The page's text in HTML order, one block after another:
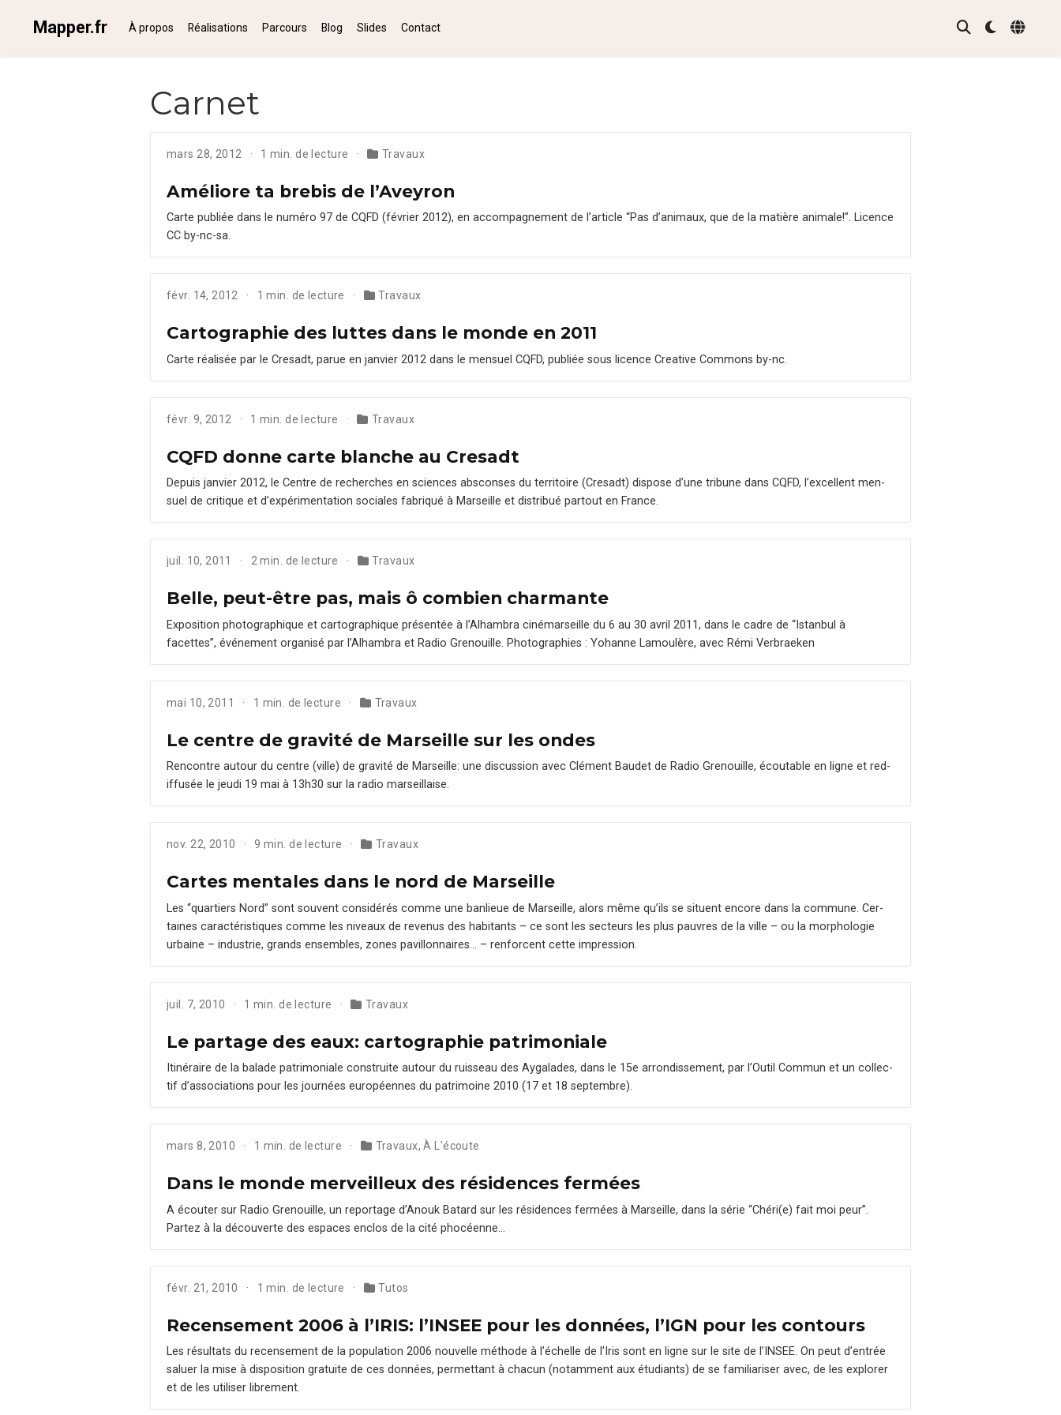
Mapper.fr À propos Réalisations Parcours Blog Slides Contact
Carnet
mars 28, 2012 1 min. de lecture Travaux
Améliore ta brebis de l’Aveyron
Carte pub­liée dans le numéro 97 de CQFD (févri­er 2012), en accom­pa­g­ne­ment de l’ar­ti­cle “Pas d’an­i­maux, que de la matière ani­male!”. Licence
CC by-nc-sa.
févr. 14, 2012 1 min. de lecture Travaux
Cartographie des luttes dans le monde en 2011
Carte réalisée par le Cresadt, parue en jan­vi­er 2012 dans le men­su­el CQFD, pub­liée sous licence Cre­ative Com­mons by-nc.
févr. 9, 2012 1 min. de lecture Travaux
CQFD donne carte blanche au Cresadt
Depuis jan­vi­er 2012, le Cen­tre de recherch­es en sci­ences abscons­es du ter­ri­toire (Cre­sadt) dis­pose d’une tri­bune dans CQFD, l’ex­cel­lent men­
su­el de cri­tique et d’ex­péri­men­ta­tion sociales fab­riqué à Mar­seille et dis­tribué partout en France.
juil. 10, 2011 2 min. de lecture Travaux
Belle, peut-être pas, mais ô combien charmante
Expo­si­tion pho­tographique et car­tographique présen­tée à l’Al­ham­bra ciné­mar­seille du 6 au 30 avril 2011, dans le cadre de “Istan­bul à
facettes”, événe­ment organ­isé par l’Al­ham­bra et Radio Grenouille. Pho­togra­phies : Yohanne Lam­oulère, avec Rémi Ver­braeken
mai 10, 2011 1 min. de lecture Travaux
Le centre de gravité de Marseille sur les ondes
Ren­con­tre autour du cen­tre (ville) de grav­ité de Mar­seille: une dis­cus­sion avec Clé­ment Baudet de Radio Grenouille, écoutable en ligne et red­
if­fusée le jeu­di 19 mai à 13h30 sur la radio marseillaise.
nov. 22, 2010 9 min. de lecture Travaux
Cartes mentales dans le nord de Marseille
Les “quartiers Nord” sont sou­vent con­sid­érés comme une ban­lieue de Mar­seille, alors même qu’ils se situent encore dans la com­mune. Cer­
taines car­ac­téris­tiques comme les niveaux de revenus des habi­tants – ce sont les secteurs les plus pau­vres de la ville – ou la mor­pholo­gie
urbaine – indus­trie, grands ensem­bles, zones pavil­lon­naires… – ren­for­cent cette impres­sion.
juil. 7, 2010 1 min. de lecture Travaux
Le partage des eaux: cartographie patrimoniale
Itinéraire de la balade pat­ri­mo­ni­ale con­stru­ite autour du ruis­seau des Aygalades, dans le 15e arrondisse­ment, par l’Out­il Com­mun et un col­lec­
tif d’as­so­ci­a­tions pour les journées européennes du pat­ri­moine 2010 (17 et 18 sep­tem­bre).
mars 8, 2010 1 min. de lecture Travaux,À L'écoute
Dans le monde merveilleux des résidences fermées
A écouter sur Radio Grenouille, un reportage d’Anouk Batard sur les rési­dences fer­mées à Mar­seille, dans la série “Chéri(e) fait moi peur”.
Partez à la décou­verte des espaces enc­los de la cité phocéenne…
févr. 21, 2010 1 min. de lecture Tutos
Recensement 2006 à l’IRIS: l’INSEE pour les données, l’IGN pour les contours
Les résul­tats du recense­ment de la pop­u­la­tion 2006 nou­velle méth­ode à l’échelle de l’Iris sont en ligne sur le site de l’IN­SEE. On peut d’en­trée
saluer la mise à dis­po­si­tion gra­tu­ite de ces don­nées, per­me­t­tant à cha­cun (notam­ment aux étu­di­ants) de se famil­iaris­er avec, de les explor­er
et de les utilis­er librement.